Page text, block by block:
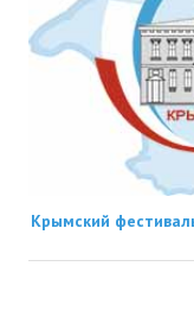
Крымский